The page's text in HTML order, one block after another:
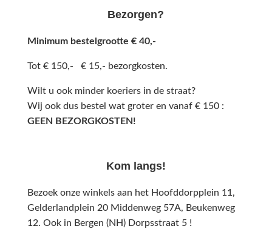
Bezorgen?
Minimum bestelgrootte € 40,-
Tot € 150,- € 15,- bezorgkosten.
Wilt u ook minder koeriers in de straat?
Wij ook dus bestel wat groter en vanaf € 150 :
GEEN BEZORGKOSTEN!
Kom langs!
Bezoek onze winkels aan het Hoofddorpplein 11,
Gelderlandplein 20 Middenweg 57A, Beukenweg
12. Ook in Bergen (NH) Dorpsstraat 5 !